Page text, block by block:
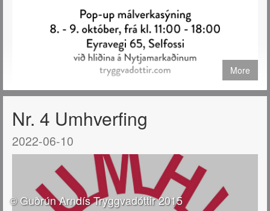
helgina 8. og 9. október 2022.
More
Nr. 4 Umhverfing
2022-06-10
© Guðrún Arndís Tryggvadóttir 2015